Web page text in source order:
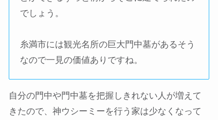
でしょう。
糸満市には観光名所の巨大門中墓があるそう
なので一見の価値ありですね。
自分の門中や門中墓を把握しきれない人が増えて
きたので、神ウシーミーを行う家は少なくなって